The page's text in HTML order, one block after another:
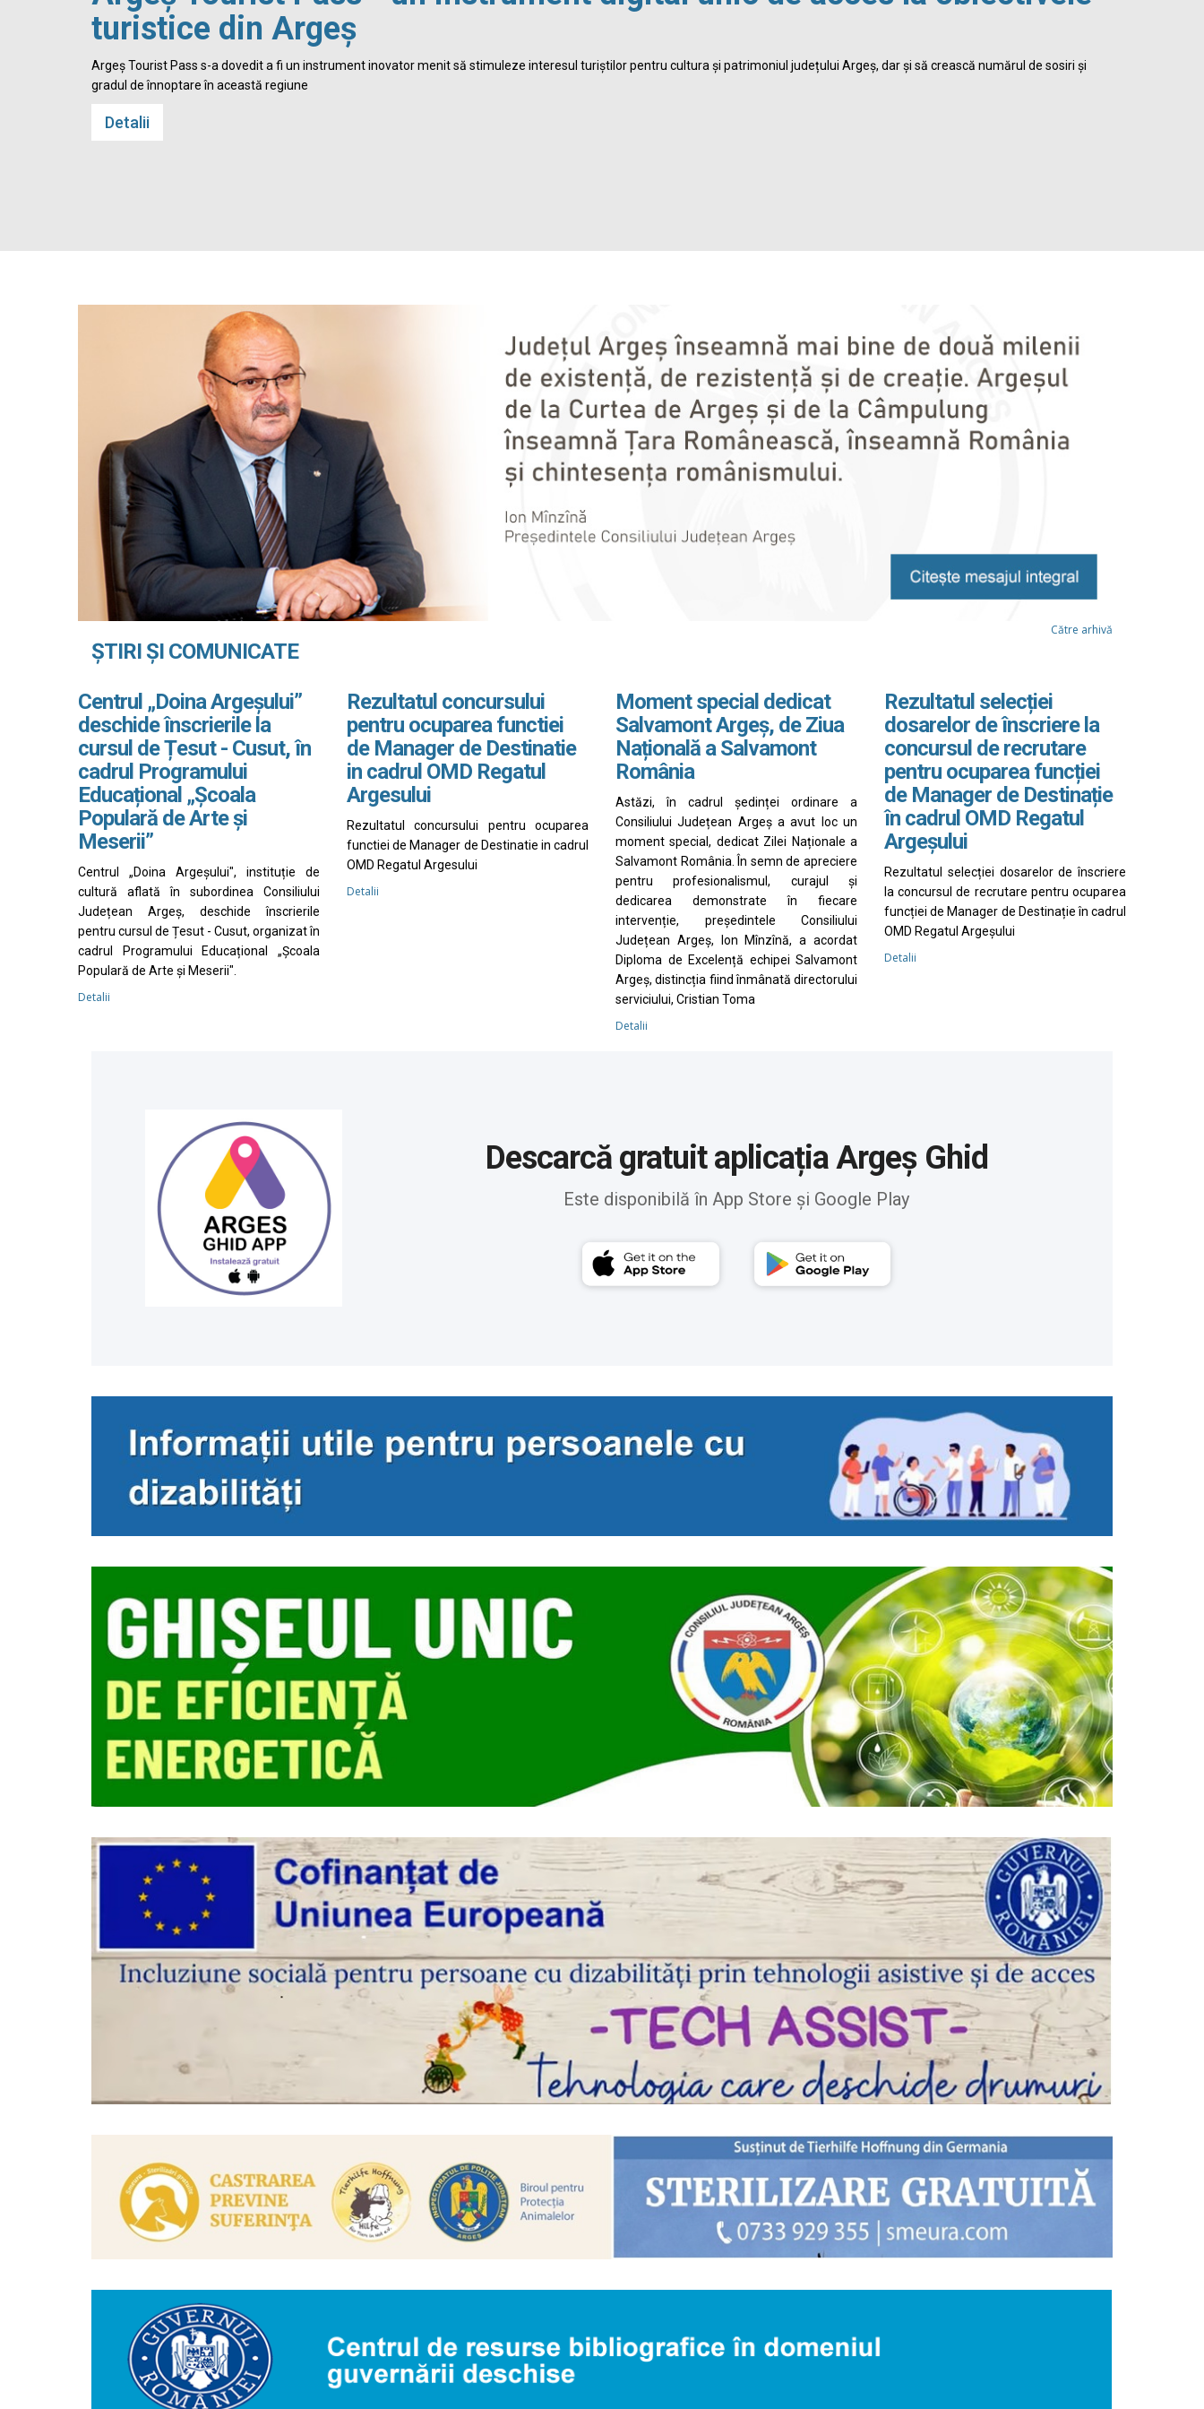
turistice din Argeș
Argeș Tourist Pass s-a dovedit a fi un instrument inovator menit să stimuleze interesul turiștilor pentru cultura și patrimoniul județului Argeș, dar și să crească numărul de sosiri și
gradul de înnoptare în această regiune
Detalii
ȘTIRI ȘI COMUNICATE
Către arhivă
Centrul „Doina Argeșului”
deschide înscrierile la
cursul de Țesut - Cusut, în
cadrul Programului
Educațional „Școala
Populară de Arte și
Meserii”
Centrul „Doina Argeșului", instituție de
cultură aflată în subordinea Consiliului
Județean Argeș, deschide înscrierile
pentru cursul de Țesut - Cusut, organizat în
cadrul Programului Educațional „Școala
Populară de Arte și Meserii".
Detalii
Rezultatul concursului
pentru ocuparea functiei
de Manager de Destinatie
in cadrul OMD Regatul
Argesului
Rezultatul concursului pentru ocuparea
functiei de Manager de Destinatie in cadrul
OMD Regatul Argesului
Detalii
Moment special dedicat
Salvamont Argeș, de Ziua
Națională a Salvamont
România
Astăzi, în cadrul ședinței ordinare a
Consiliului Județean Argeș a avut loc un
moment special, dedicat Zilei Naționale a
Salvamont România. În semn de apreciere
pentru profesionalismul, curajul și
dedicarea demonstrate în fiecare
intervenție, președintele Consiliului
Județean Argeș, Ion Mînzînă, a acordat
Diploma de Excelență echipei Salvamont
Argeș, distincția fiind înmânată directorului
serviciului, Cristian Toma
Detalii
Rezultatul selecției
dosarelor de înscriere la
concursul de recrutare
pentru ocuparea funcției
de Manager de Destinație
în cadrul OMD Regatul
Argeșului
Rezultatul selecției dosarelor de înscriere
la concursul de recrutare pentru ocuparea
funcției de Manager de Destinație în cadrul
OMD Regatul Argeșului
Detalii
Descarcă gratuit aplicația Argeș Ghid
Este disponibilă în App Store și Google Play